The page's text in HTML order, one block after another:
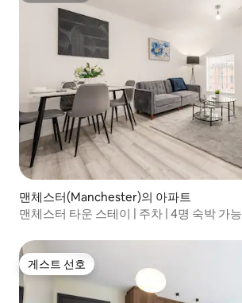
맨체스터(Manchester)의 아파트
맨체스터 타운 스테이 | 주차 | 4명 숙박 가능
게스트 선호
게스트 선호